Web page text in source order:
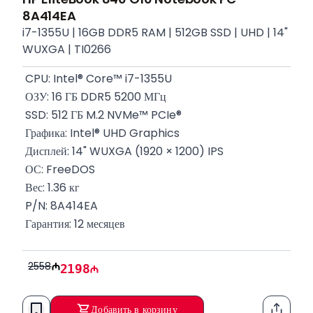
8A414EA
i7-1355U | 16GB DDR5 RAM | 512GB SSD | UHD | 14"
WUXGA | TI0266
CPU: Intel® Core™ i7-1355U
ОЗУ: 16 ГБ DDR5 5200 МГц
SSD: 512 ГБ M.2 NVMe™ PCIe®
Графика: Intel® UHD Graphics
Дисплей: 14" WUXGA (1920 × 1200) IPS
ОС: FreeDOS
Вес: 1.36 кг
P/N: 8A414EA
Гарантия: 12 месяцев
2558 2198
Добавить в корзину